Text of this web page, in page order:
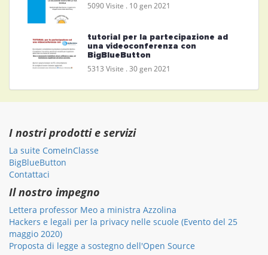
5090 Visite . 10 gen 2021
tutorial per la partecipazione ad
una videoconferenza con
BigBlueButton
5313 Visite . 30 gen 2021
I nostri prodotti e servizi
La suite ComeInClasse
BigBlueButton
Contattaci
Il nostro impegno
Lettera professor Meo a ministra Azzolina
Hackers e legali per la privacy nelle scuole (Evento del 25
maggio 2020)
Proposta di legge a sostegno dell'Open Source